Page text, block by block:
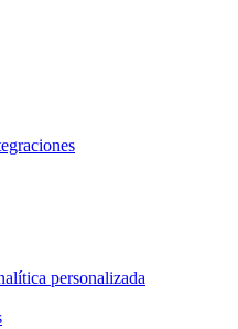
personalizada